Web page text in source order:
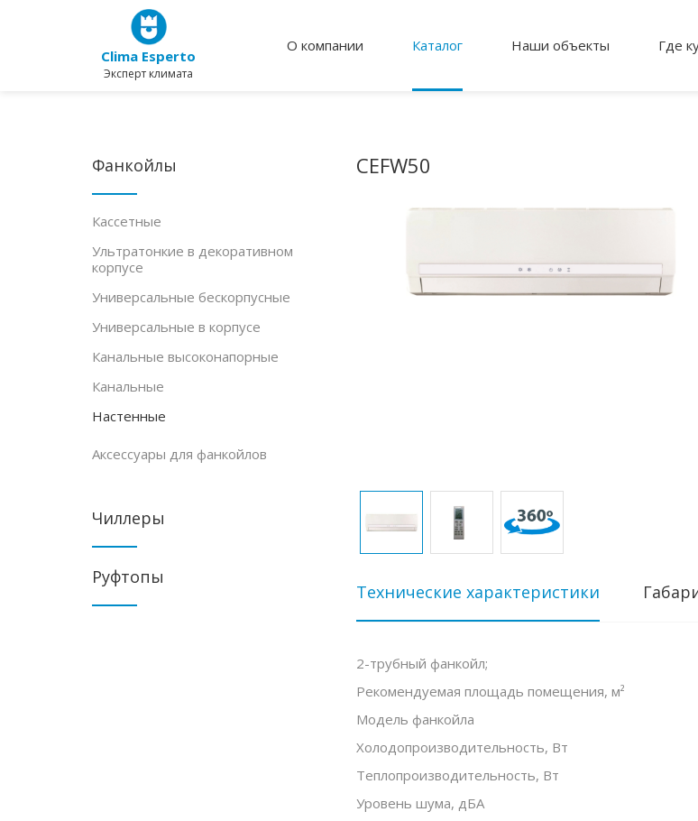
Clima Esperto
Эксперт климата
О компании Каталог Наши объекты Где
Фанкойлы
Кассетные
Ультратонкие в декоративном
корпусе
Универсальные бескорпусные
Универсальные в корпусе
Канальные высоконапорные
Канальные
Настенные
Аксессуары для фанкойлов
Чиллеры
Руфтопы
CEFW50
Технические характеристики
2-трубный фанкойл;
Рекомендуемая площадь помещения, м²
Модель фанкойла
Холодопроизводительность, Вт
Теплопроизводительность, Вт
Уровень шума, дБА